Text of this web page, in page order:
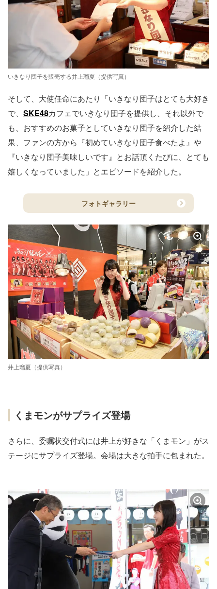
いきなり団子を販売する井上瑠夏（提供写真）
そして、大使任命にあたり「いきなり団子はとても大好き
で、 SKE48カフェでいきなり団子を提供し、それ以外で
も、おすすめのお菓子としていきなり団子を紹介した結
果、ファンの方から『初めていきなり団子食べたよ』や
『いきなり団子美味しいです』とお話頂くたびに、とても
嬉しくなっていました」とエピソードを紹介した。
フォトギャラリー
井上瑠夏（提供写真）
くまモンがサプライズ登場
さらに、委嘱状交付式には井上が好きな「くまモン」がス
テージにサプライズ登場。会場は大きな拍手に包まれた。